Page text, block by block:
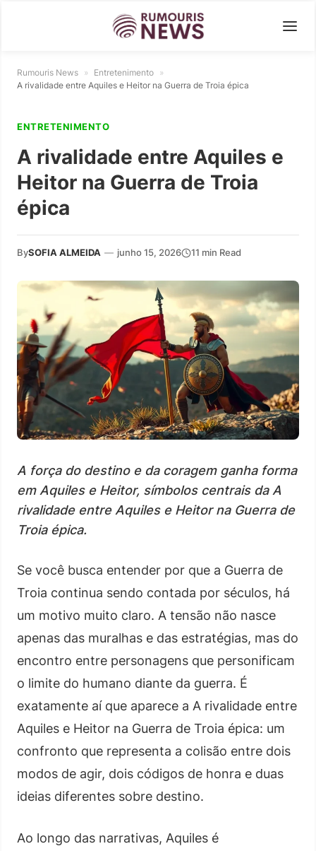
Rumouris News » Entretenimento »
A rivalidade entre Aquiles e Heitor na Guerra de Troia épica
ENTRETENIMENTO
A rivalidade entre Aquiles e
Heitor na Guerra de Troia
épica
BySOFIA ALMEIDA — junho 15, 2026 11 min Read
A força do destino e da coragem ganha forma
em Aquiles e Heitor, símbolos centrais da A
rivalidade entre Aquiles e Heitor na Guerra de
Troia épica.
Se você busca entender por que a Guerra de
Troia continua sendo contada por séculos, há
um motivo muito claro. A tensão não nasce
apenas das muralhas e das estratégias, mas do
encontro entre personagens que personificam
o limite do humano diante da guerra. É
exatamente aí que aparece a A rivalidade entre
Aquiles e Heitor na Guerra de Troia épica: um
confronto que representa a colisão entre dois
modos de agir, dois códigos de honra e duas
ideias diferentes sobre destino.
Ao longo das narrativas, Aquiles é